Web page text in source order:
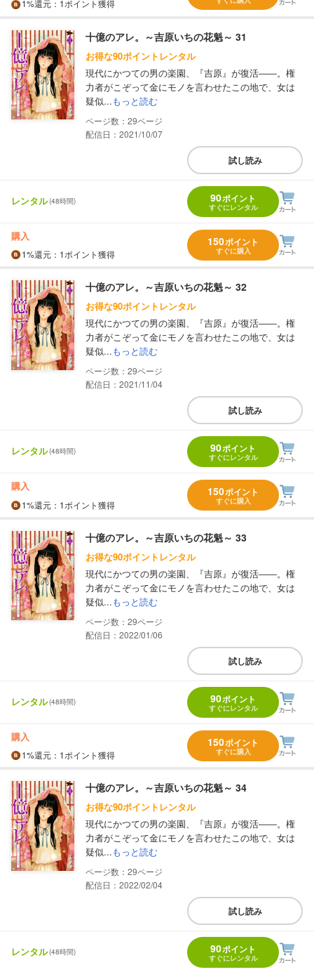
1%還元 ：1ポイント獲得
十億のアレ。～吉原いちの花魁～ 31
お得な90ポイントレンタル
現代にかつての男の楽園、『吉原』が復活――。権
力者がこぞって金にモノを言わせたこの地で、女は
疑似...もっと読む
29
配信日：2021/10/07
試し読み
レンタル(48時間) 90ポイント
すぐにレンタル
購入
1%還元 ：1ポイント獲得
150ポイント
すぐに購入
十億のアレ。～吉原いちの花魁～ 32
お得な90ポイントレンタル
現代にかつての男の楽園、『吉原』が復活――。権
力者がこぞって金にモノを言わせたこの地で、女は
疑似...もっと読む
29
配信日：2021/11/04
試し読み
レンタル(48時間) 90ポイント
すぐにレンタル
購入
1%還元 ：1ポイント獲得
150ポイント
すぐに購入
十億のアレ。～吉原いちの花魁～ 33
お得な90ポイントレンタル
現代にかつての男の楽園、『吉原』が復活――。権
力者がこぞって金にモノを言わせたこの地で、女は
疑似...もっと読む
29
配信日：2022/01/06
試し読み
レンタル(48時間) 90ポイント
すぐにレンタル
購入
1%還元 ：1ポイント獲得
150ポイント
すぐに購入
十億のアレ。～吉原いちの花魁～ 34
お得な90ポイントレンタル
現代にかつての男の楽園、『吉原』が復活――。権
力者がこぞって金にモノを言わせたこの地で、女は
疑似...もっと読む
29
配信日：2022/02/04
試し読み
レンタル(48時間) 90ポイント
すぐにレンタル